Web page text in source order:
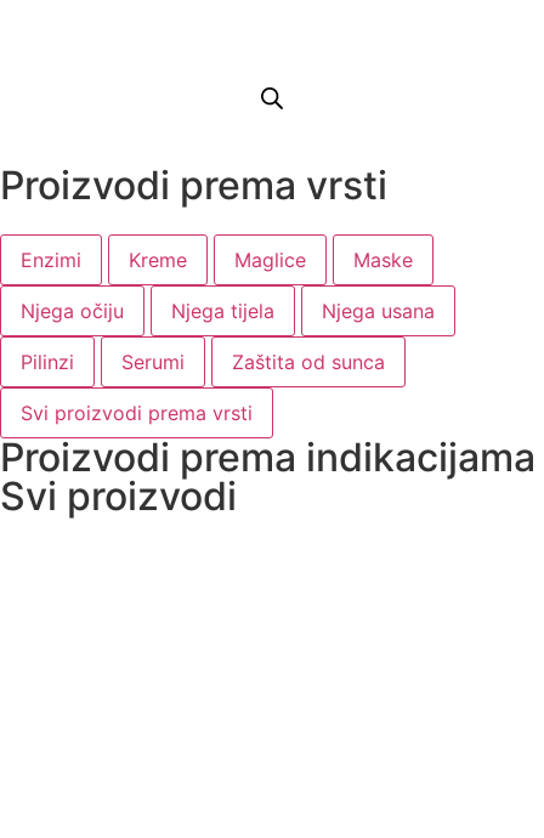
Proizvodi prema vrsti
Enzimi Kreme Maglice Maske
Njega očiju Njega tijela Njega usana
Pilinzi Serumi Zaštita od sunca
Svi proizvodi prema vrsti
Proizvodi prema indikacijama
Svi proizvodi